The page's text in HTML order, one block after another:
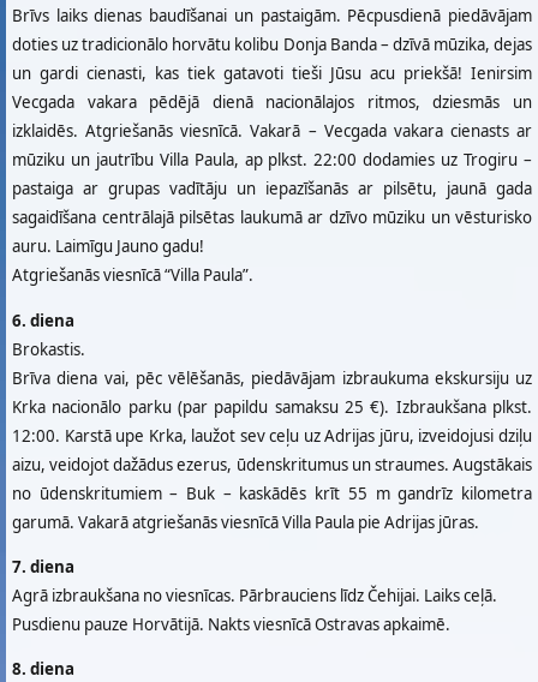
Brīvs laiks dienas baudīšanai un pastaigām. Pēcpusdienā piedāvājam
doties uz tradicionālo horvātu kolibu Donja Banda – dzīvā mūzika, dejas
un gardi cienasti, kas tiek gatavoti tieši Jūsu acu priekšā! Ienirsim
Vecgada vakara pēdējā dienā nacionālajos ritmos, dziesmās un
izklaidēs. Atgriešanās viesnīcā. Vakarā – Vecgada vakara cienasts ar
mūziku un jautrību Villa Paula, ap plkst. 22:00 dodamies uz Trogiru –
pastaiga ar grupas vadītāju un iepazīšanās ar pilsētu, jaunā gada
sagaidīšana centrālajā pilsētas laukumā ar dzīvo mūziku un vēsturisko
auru. Laimīgu Jauno gadu!
Atgriešanās viesnīcā “Villa Paula”.
6. diena
Brokastis.
Brīva diena vai, pēc vēlēšanās, piedāvājam izbraukuma ekskursiju uz
Krka nacionālo parku (par papildu samaksu 25 €). Izbraukšana plkst.
12:00. Karstā upe Krka, laužot sev ceļu uz Adrijas jūru, izveidojusi dziļu
aizu, veidojot dažādus ezerus, ūdenskritumus un straumes. Augstākais
no ūdenskritumiem – Buk – kaskādēs krīt 55 m gandrīz kilometra
garumā. Vakarā atgriešanās viesnīcā Villa Paula pie Adrijas jūras.
7. diena
Agrā izbraukšana no viesnīcas. Pārbrauciens līdz Čehijai. Laiks ceļā.
Pusdienu pauze Horvātijā. Nakts viesnīcā Ostravas apkaimē.
8. diena